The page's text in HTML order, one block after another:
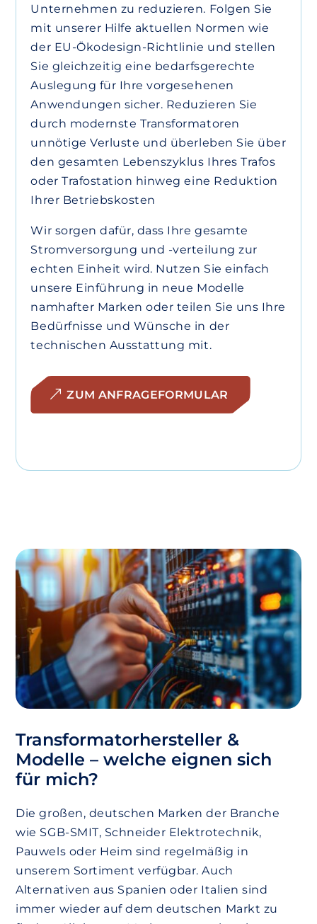
Unternehmen zu reduzieren. Folgen Sie
mit unserer Hilfe aktuellen Normen wie
der EU-Ökodesign-Richtlinie und stellen
Sie gleichzeitig eine bedarfsgerechte
Auslegung für Ihre vorgesehenen
Anwendungen sicher. Reduzieren Sie
durch modernste Transformatoren
unnötige Verluste und überleben Sie über
den gesamten Lebenszyklus Ihres Trafos
oder Trafostation hinweg eine Reduktion
Ihrer Betriebskosten
Wir sorgen dafür, dass Ihre gesamte
Stromversorgung und -verteilung zur
echten Einheit wird. Nutzen Sie einfach
unsere Einführung in neue Modelle
namhafter Marken oder teilen Sie uns Ihre
Bedürfnisse und Wünsche in der
technischen Ausstattung mit.
ZUM ANFRAGEFORMULAR
Transformatorhersteller &
Modelle – welche eignen sich
für mich?
Die großen, deutschen Marken der Branche
wie SGB-SMIT, Schneider Elektrotechnik,
Pauwels oder Heim sind regelmäßig in
unserem Sortiment verfügbar. Auch
Alternativen aus Spanien oder Italien sind
immer wieder auf dem deutschen Markt zu